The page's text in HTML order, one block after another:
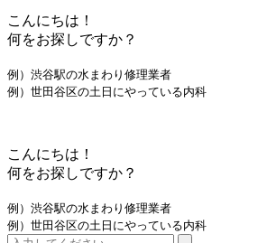
こんにちは！
何をお探しですか？
例）渋谷駅の水まわり修理業者
例）世田谷区の土日にやっている内科
こんにちは！
何をお探しですか？
例）渋谷駅の水まわり修理業者
例）世田谷区の土日にやっている内科